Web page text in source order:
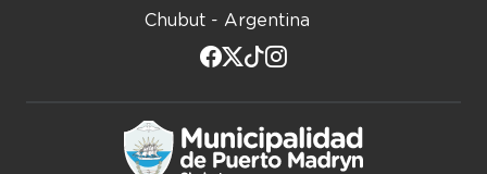
Chubut - Argentina